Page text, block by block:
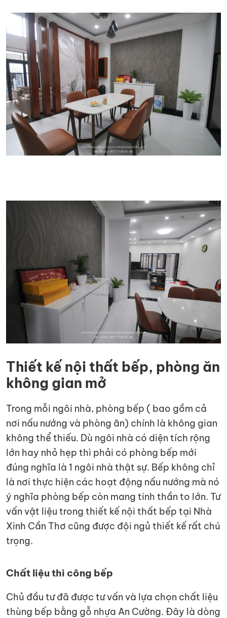
Thiết kế nội thất bếp, phòng ăn
không gian mở
Trong mỗi ngôi nhà, phòng bếp ( bao gồm cả
nơi nấu nướng và phòng ăn) chính là không gian
không thể thiếu. Dù ngôi nhà có diện tích rộng
lớn hay nhỏ hẹp thì phải có phòng bếp mới
đúng nghĩa là 1 ngôi nhà thật sự. Bếp không chỉ
là nơi thực hiện các hoạt động nấu nướng mà nó
ý nghĩa phòng bếp còn mang tinh thần to lớn. Tư
vấn vật liệu trong thiết kế nội thất bếp tại Nhà
Xinh Cần Thơ cũng được đội ngủ thiết kế rất chú
trọng.
Chất liệu thi công bếp
Chủ đầu tư đã được tư vấn và lựa chọn chất liệu
thùng bếp bằng gỗ nhựa An Cường. Đây là dòng